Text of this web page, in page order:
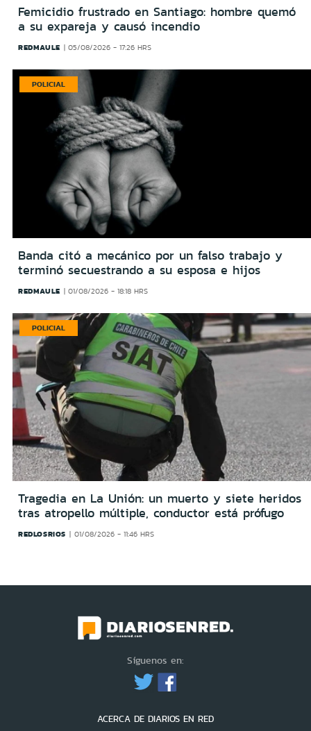
Femicidio frustrado en Santiago: hombre quemó
a su expareja y causó incendio
REDMAULE 05/08/2026 - 17:26 HRS
POLICIAL
Banda citó a mecánico por un falso trabajo y
terminó secuestrando a su esposa e hijos
REDMAULE 01/08/2026 - 18:18 HRS
POLICIAL
Tragedia en La Unión: un muerto y siete heridos
tras atropello múltiple, conductor está prófugo
REDLOSRIOS 01/08/2026 - 11:46 HRS
Síguenos en:
ACERCA DE DIARIOS EN RED